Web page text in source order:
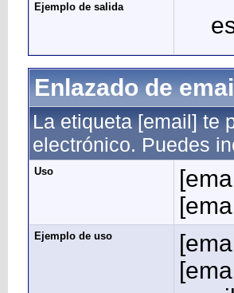
Ejemplo de salida
Enlazado de
La etiqueta [email] te
electrónico. Puedes
Uso
Ejemplo de uso